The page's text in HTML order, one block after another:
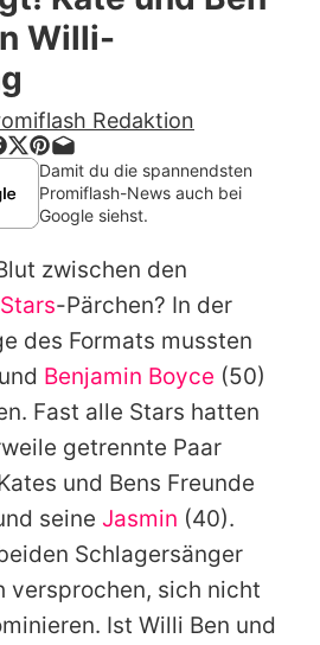
auf Promiflash
runterladen
Team
Richtlinien
Impressum
verwalten
Willi-
Redaktion
Damit du die spannendsten
Promiflash-News auch bei
Google siehst.
zwischen den
-Pärchen? In der
des Formats mussten
Benjamin Boyce (50)
Fast alle Stars hatten
getrennte Paar
und Bens Freunde
seine Jasmin (40).
Schlagersänger
versprochen, sich nicht
Ist Willi Ben und